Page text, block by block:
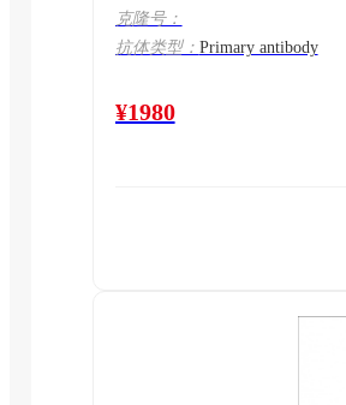
克隆号：
抗体类型： Primary antibody
¥1980